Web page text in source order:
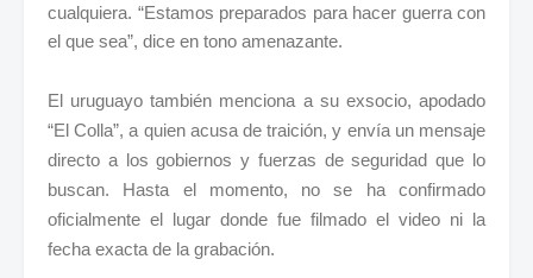
cualquiera. “Estamos preparados para hacer guerra con
el que sea”, dice en tono amenazante.
El uruguayo también menciona a su exsocio, apodado
“El Colla”, a quien acusa de traición, y envía un mensaje
directo a los gobiernos y fuerzas de seguridad que lo
buscan. Hasta el momento, no se ha confirmado
oficialmente el lugar donde fue filmado el video ni la
fecha exacta de la grabación.